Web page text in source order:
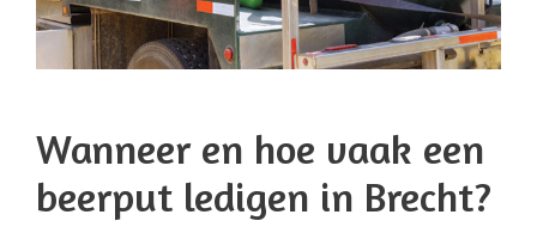
Wanneer en hoe vaak een
beerput ledigen in Brecht?